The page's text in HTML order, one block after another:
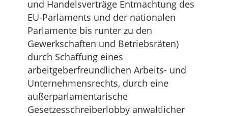
und Handelsverträge Entmachtung des
EU-Parlaments und der nationalen
Parlamente bis runter zu den
Gewerkschaften und Betriebsräten)
durch Schaffung eines
arbeitgeberfreundlichen Arbeits- und
Unternehmensrechts, durch eine
außerparlamentarische
Gesetzesschreiberlobby anwaltlicher